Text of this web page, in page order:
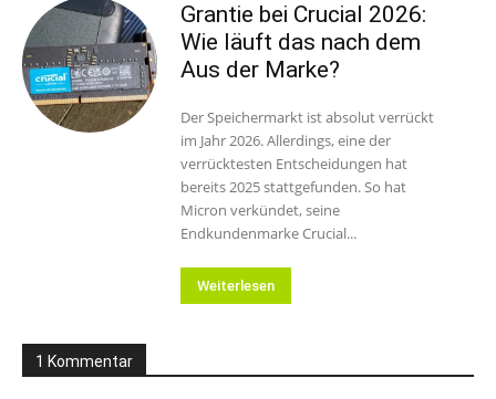
Grantie bei Crucial 2026:
Wie läuft das nach dem
Aus der Marke?
Der Speichermarkt ist absolut verrückt
im Jahr 2026. Allerdings, eine der
verrücktesten Entscheidungen hat
bereits 2025 stattgefunden. So hat
Micron verkündet, seine
Endkundenmarke Crucial...
Weiterlesen
1 Kommentar